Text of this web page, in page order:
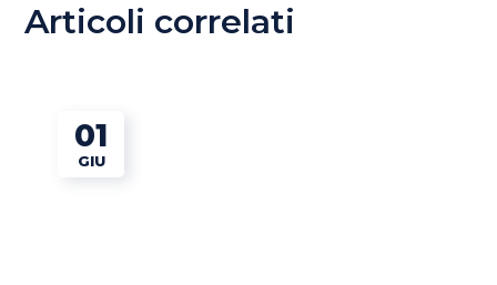
Articoli correlati
01
GIU